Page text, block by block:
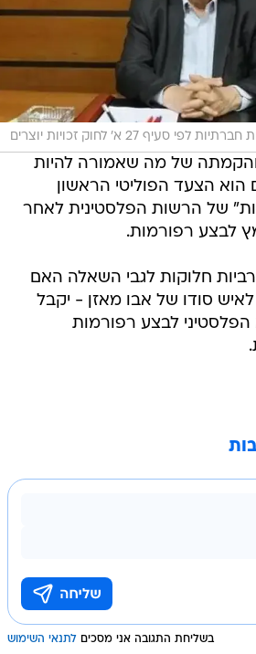
סעיף 27 א' לחוק זכויות יוצרים
והקמתה של מה שאמורה להיות
הצעד הפוליטי הראשון
של הרשות הפלסטינית לאחר
חלוקות לגבי השאלה האם
סודו של אבו מאזן - יקבל
לבצע רפורמות
בשליחת התגובה אני מסכים לתנאי השימוש